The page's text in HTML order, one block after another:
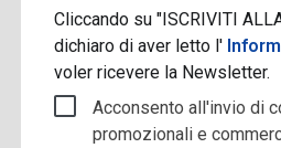
Cliccando su "ISCRIVITI
dichiaro di aver letto l'
voler ricevere la Newsletter.
Acconsento all'invio di
promozionali e